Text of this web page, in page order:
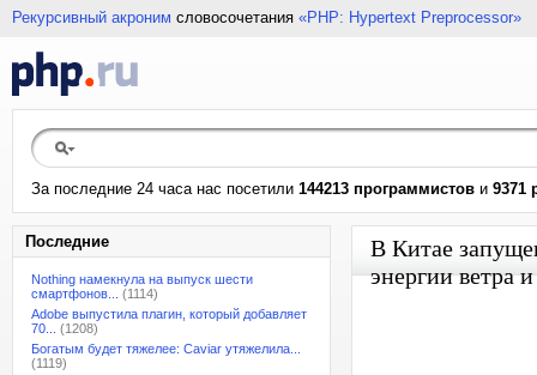
Рекурсивный акроним словосочетания «PHP: Hypertext Preprocessor»
За последние 24 часа нас посетили 144213 программистов и 9371
Последние
Nothing намекнула на выпуск шести
смартфонов...
(1114)
Adobe выпустила плагин, который добавляет
70...
(1208)
Богатым будет тяжелее: Caviar утяжелила...
(1119)
В Китае
энергии ветра